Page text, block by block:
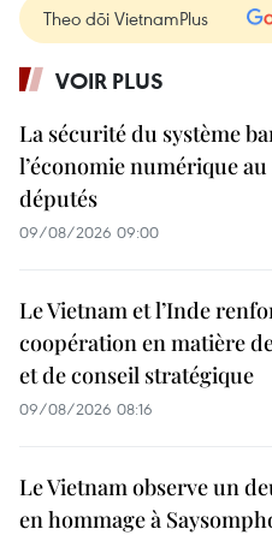
Theo dõi VietnamPlus
VOIR PLUS
La sécurité du système
l’économie numérique
députés
09/08/2026 09:00
Le Vietnam et l’Inde
coopération en matière
et de conseil stratégique
09/08/2026 08:16
Le Vietnam observe un
en hommage à